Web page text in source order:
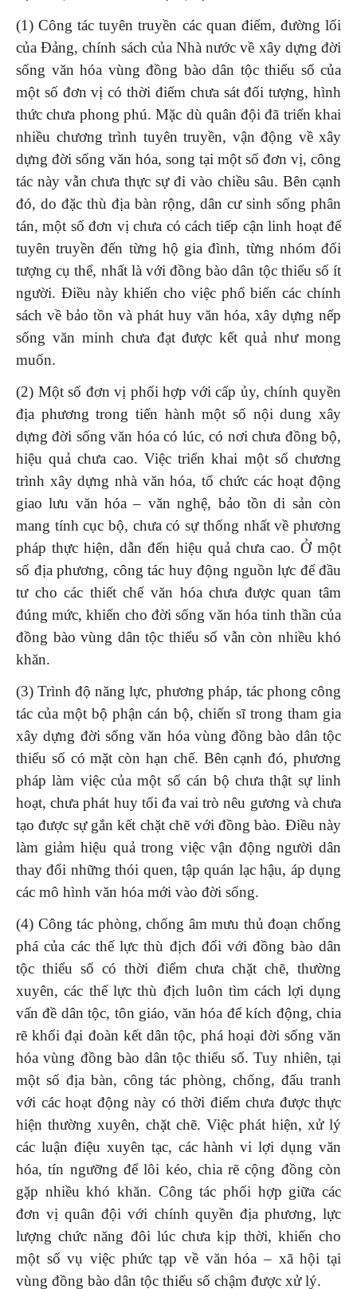
(1) Công tác tuyên truyền các quan điểm, đường lối
của Đảng, chính sách của Nhà nước về xây dựng đời
sống văn hóa vùng đồng bào dân tộc thiểu số của
một số đơn vị có thời điểm chưa sát đối tượng, hình
thức chưa phong phú. Mặc dù quân đội đã triển khai
nhiều chương trình tuyên truyền, vận động về xây
dựng đời sống văn hóa, song tại một số đơn vị, công
tác này vẫn chưa thực sự đi vào chiều sâu. Bên cạnh
đó, do đặc thù địa bàn rộng, dân cư sinh sống phân
tán, một số đơn vị chưa có cách tiếp cận linh hoạt để
tuyên truyền đến từng hộ gia đình, từng nhóm đối
tượng cụ thể, nhất là với đồng bào dân tộc thiểu số ít
người. Điều này khiến cho việc phổ biến các chính
sách về bảo tồn và phát huy văn hóa, xây dựng nếp
sống văn minh chưa đạt được kết quả như mong
muốn.
(2) Một số đơn vị phối hợp với cấp ủy, chính quyền
địa phương trong tiến hành một số nội dung xây
dựng đời sống văn hóa có lúc, có nơi chưa đồng bộ,
hiệu quả chưa cao. Việc triển khai một số chương
trình xây dựng nhà văn hóa, tổ chức các hoạt động
giao lưu văn hóa – văn nghệ, bảo tồn di sản còn
mang tính cục bộ, chưa có sự thống nhất về phương
pháp thực hiện, dẫn đến hiệu quả chưa cao. Ở một
số địa phương, công tác huy động nguồn lực để đầu
tư cho các thiết chế văn hóa chưa được quan tâm
đúng mức, khiến cho đời sống văn hóa tinh thần của
đồng bào vùng dân tộc thiểu số vẫn còn nhiều khó
khăn.
(3) Trình độ năng lực, phương pháp, tác phong công
tác của một bộ phận cán bộ, chiến sĩ trong tham gia
xây dựng đời sống văn hóa vùng đồng bào dân tộc
thiểu số có mặt còn hạn chế. Bên cạnh đó, phương
pháp làm việc của một số cán bộ chưa thật sự linh
hoạt, chưa phát huy tối đa vai trò nêu gương và chưa
tạo được sự gắn kết chặt chẽ với đồng bào. Điều này
làm giảm hiệu quả trong việc vận động người dân
thay đổi những thói quen, tập quán lạc hậu, áp dụng
các mô hình văn hóa mới vào đời sống.
(4) Công tác phòng, chống âm mưu thủ đoạn chống
phá của các thế lực thù địch đối với đồng bào dân
tộc thiểu số có thời điểm chưa chặt chẽ, thường
xuyên, các thế lực thù địch luôn tìm cách lợi dụng
vấn đề dân tộc, tôn giáo, văn hóa để kích động, chia
rẽ khối đại đoàn kết dân tộc, phá hoại đời sống văn
hóa vùng đồng bào dân tộc thiểu số. Tuy nhiên, tại
một số địa bàn, công tác phòng, chống, đấu tranh
với các hoạt động này có thời điểm chưa được thực
hiện thường xuyên, chặt chẽ. Việc phát hiện, xử lý
các luận điệu xuyên tạc, các hành vi lợi dụng văn
hóa, tín ngưỡng để lôi kéo, chia rẽ cộng đồng còn
gặp nhiều khó khăn. Công tác phối hợp giữa các
đơn vị quân đội với chính quyền địa phương, lực
lượng chức năng đôi lúc chưa kịp thời, khiến cho
một số vụ việc phức tạp về văn hóa – xã hội tại
vùng đồng bào dân tộc thiểu số chậm được xử lý.